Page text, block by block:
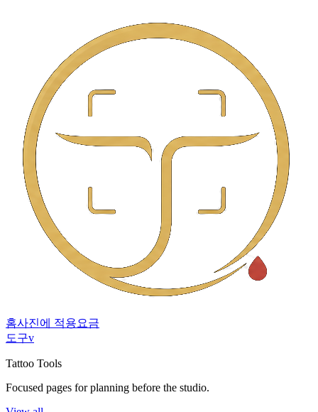
홈사진에 적용요금
도구v
Tattoo Tools
Focused pages for planning before the studio.